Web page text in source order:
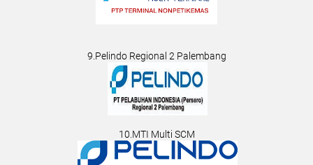
9.Pelindo Regional 2 Palembang
10.MTI Multi SCM